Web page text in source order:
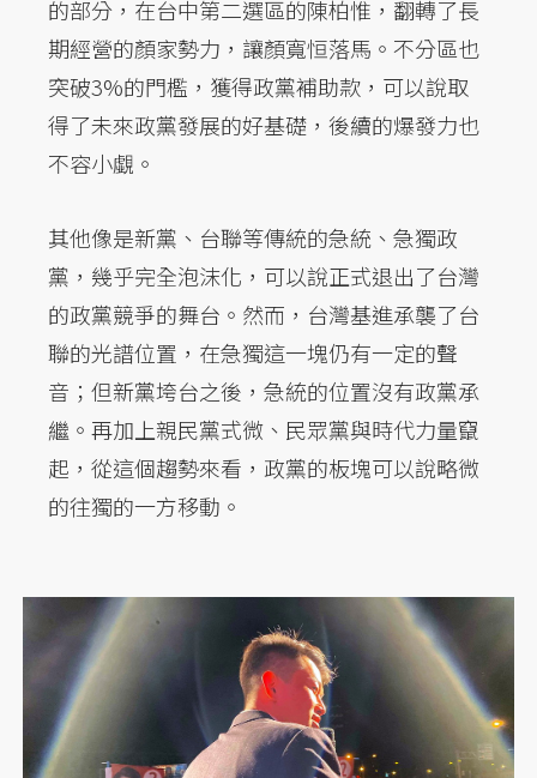
的部分，在台中第二選區的陳柏惟，翻轉了長
期經營的顏家勢力，讓顏寬恒落馬。不分區也
突破3%的門檻，獲得政黨補助款，可以說取
得了未來政黨發展的好基礎，後續的爆發力也
不容小覷。
其他像是新黨、台聯等傳統的急統、急獨政
黨，幾乎完全泡沫化，可以說正式退出了台灣
的政黨競爭的舞台。然而，台灣基進承襲了台
聯的光譜位置，在急獨這一塊仍有一定的聲
音；但新黨垮台之後，急統的位置沒有政黨承
繼。再加上親民黨式微、民眾黨與時代力量竄
起，從這個趨勢來看，政黨的板塊可以說略微
的往獨的一方移動。